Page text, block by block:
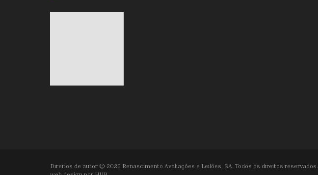
Direitos de autor © 2026 Renascimento Avaliações e Leilões, SA. Todos os direitos reservados.